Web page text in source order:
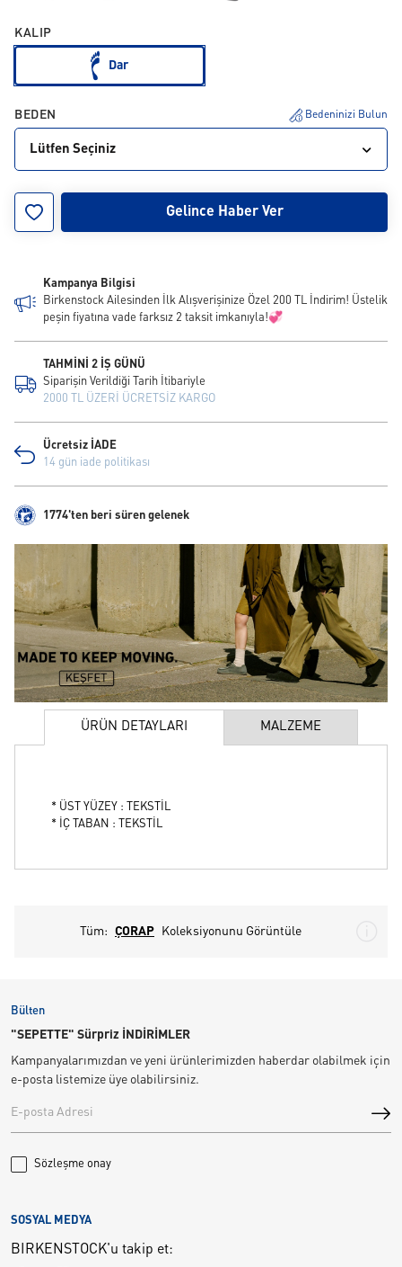
KALIP
Dar
BEDEN Bedeninizi Bulun
Lütfen Seçiniz
Gelince Haber Ver
Kampanya Bilgisi
Birkenstock Ailesinden İlk Alışverişinize Özel 200 TL İndirim! Üstelik
peşin fiyatına vade farksız 2 taksit imkanıyla!💞
TAHMİNİ 2 İŞ GÜNÜ
Siparişin Verildiği Tarih İtibariyle
2000 TL ÜZERİ ÜCRETSİZ KARGO
Ücretsiz İADE
14 gün iade politikası
1774'ten beri süren gelenek
ÜRÜN DETAYLARI MALZEME
* ÜST YÜZEY : TEKSTİL
* İÇ TABAN : TEKSTİL
Tüm: ÇORAP Koleksiyonunu Görüntüle
Bülten
"SEPETTE" Sürpriz İNDİRİMLER
Kampanyalarımızdan ve yeni ürünlerimizden haberdar olabilmek için
e-posta listemize üye olabilirsiniz.
Sözleşme onay
SOSYAL MEDYA
BIRKENSTOCK'u takip et: